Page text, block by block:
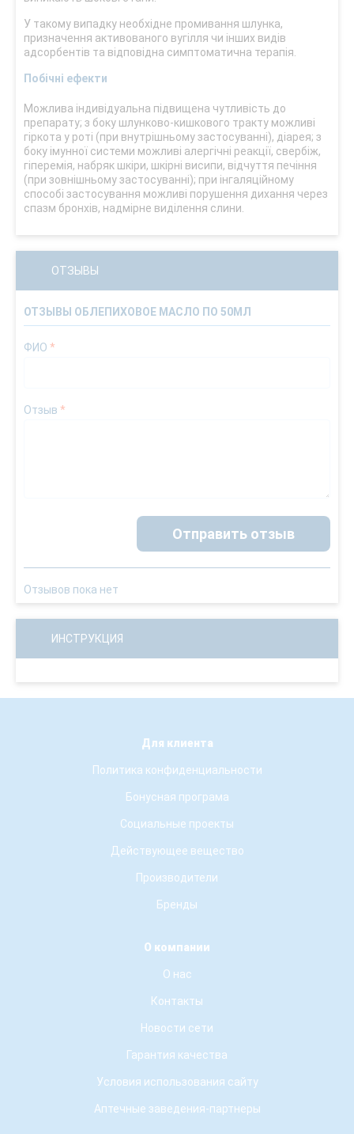
У такому випадку необхідне промивання шлунка,
призначення активованого вугілля чи інших видів
адсорбентів та відповідна симптоматична терапія.
Побічні ефекти
Можлива індивідуальна підвищена чутливість до
препарату; з боку шлунково-кишкового тракту можливі
гіркота у роті (при внутрішньому застосуванні), діарея; з
боку імунної системи можливі алергічні реакції, свербіж,
гіперемія, набряк шкіри, шкірні висипи, відчуття печіння
(при зовнішньому застосуванні); при інгаляційному
способі застосування можливі порушення дихання через
спазм бронхів, надмірне виділення слини.
ОТЗЫВЫ
ОТЗЫВЫ ОБЛЕПИХОВОЕ МАСЛО ПО 50МЛ
ФИО *
Отзыв *
Отправить отзыв
Отзывов пока нет
ИНСТРУКЦИЯ
Для клиента
Политика конфиденциальности
Бонусная програма
Социальные проекты
Действующее вещество
Производители
Бренды
О компании
О нас
Контакты
Новости сети
Гарантия качества
Условия использования сайту
Аптечные заведения-партнеры